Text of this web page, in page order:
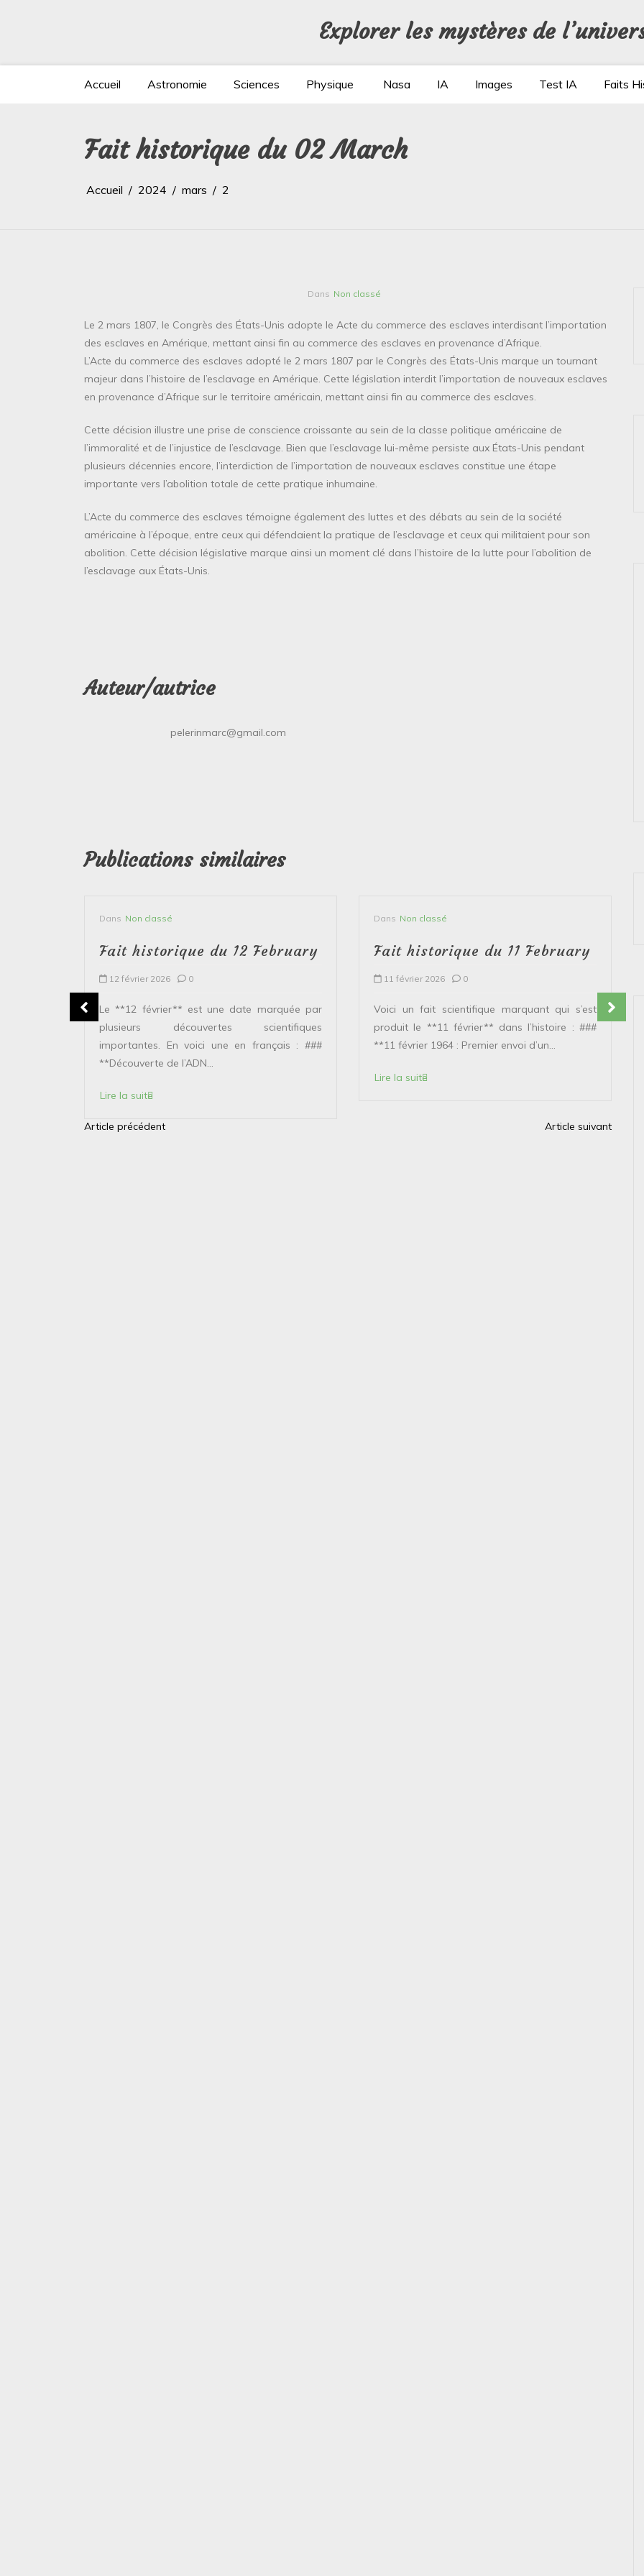
Explorer les mystères de
Accueil Astronomie Sciences Physique Nasa IA Images Test IA Faits
Fait historique du 02 March
Accueil 2024 mars 2
Dans Non classé
Le 2 mars 1807, le Congrès des États-Unis adopte le Acte du commerce des esclaves interdisant l’importation
des esclaves en Amérique, mettant ainsi fin au commerce des esclaves en provenance d’Afrique.
L’Acte du commerce des esclaves adopté le 2 mars 1807 par le Congrès des États-Unis marque un tournant
majeur dans l’histoire de l’esclavage en Amérique. Cette législation interdit l’importation de nouveaux esclaves
en provenance d’Afrique sur le territoire américain, mettant ainsi fin au commerce des esclaves.
Cette décision illustre une prise de conscience croissante au sein de la classe politique américaine de
l’immoralité et de l’injustice de l’esclavage. Bien que l’esclavage lui-même persiste aux États-Unis pendant
plusieurs décennies encore, l’interdiction de l’importation de nouveaux esclaves constitue une étape
importante vers l’abolition totale de cette pratique inhumaine.
L’Acte du commerce des esclaves témoigne également des luttes et des débats au sein de la société
américaine à l’époque, entre ceux qui défendaient la pratique de l’esclavage et ceux qui militaient pour son
abolition. Cette décision législative marque ainsi un moment clé dans l’histoire de la lutte pour l’abolition de
l’esclavage aux États-Unis.
Auteur/autrice
pelerinmarc@gmail.com
Publications similaires
Dans Non classé
Fait historique du 12 February
12 février 2026 0
Le **12 février** est une date marquée par
plusieurs découvertes scientifiques
importantes. En voici une en français : ###
**Découverte de l’ADN...
Lire la suite
Dans Non classé
Fait historique du 11 February
11 février 2026 0
Voici un fait scientifique marquant qui s’est
produit le **11 février** dans l’histoire : ###
**11 février 1964 : Premier envoi d’un...
Lire la suite
N
Article précédent Article suivant